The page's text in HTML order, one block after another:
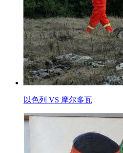
以色列 VS 摩尔多瓦